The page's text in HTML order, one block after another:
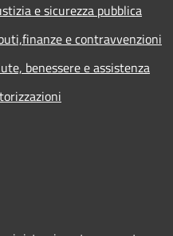
e sicurezza pubblica
e contravvenzioni
benessere e assistenza